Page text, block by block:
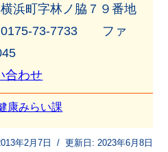
浜町字林ノ脇７９番地
73-7733 ファ
合わせ
康みらい課
年2月7日 / 更新日: 2023年6月8日